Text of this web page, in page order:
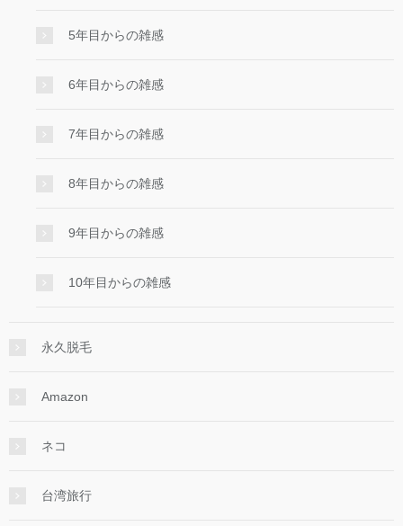
5年目からの雑感
6年目からの雑感
7年目からの雑感
8年目からの雑感
9年目からの雑感
10年目からの雑感
永久脱毛
Amazon
ネコ
台湾旅行